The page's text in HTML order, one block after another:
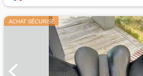
ACHAT SÉCURISÉ